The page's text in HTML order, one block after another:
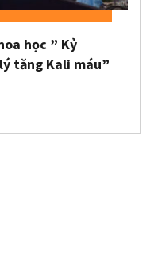
học ” Kỷ
tăng Kali máu”